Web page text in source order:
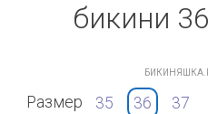
бикини
Размер 35 36 37